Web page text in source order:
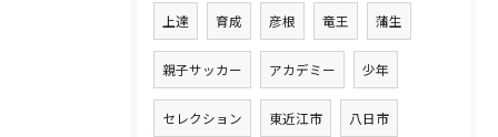
上達 育成 彦根 竜王 蒲生
親子サッカー アカデミー 少年
セレクション 東近江市 八日市